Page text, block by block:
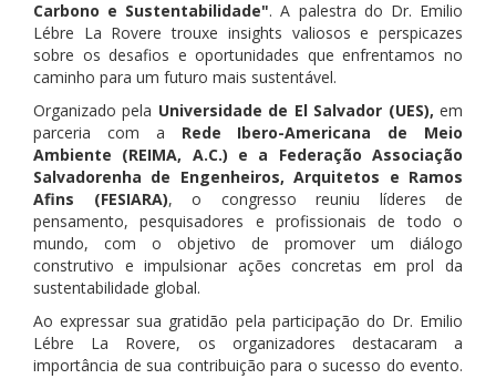
Carbono e Sustentabilidade". A palestra do Dr. Emilio
Lébre La Rovere trouxe insights valiosos e perspicazes
sobre os desafios e oportunidades que enfrentamos no
caminho para um futuro mais sustentável.
Organizado pela Universidade de El Salvador (UES), em
parceria com a Rede Ibero-Americana de Meio
Ambiente (REIMA, A.C.) e a Federação Associação
Salvadorenha de Engenheiros, Arquitetos e Ramos
Afins (FESIARA), o congresso reuniu líderes de
pensamento, pesquisadores e profissionais de todo o
mundo, com o objetivo de promover um diálogo
construtivo e impulsionar ações concretas em prol da
sustentabilidade global.
Ao expressar sua gratidão pela participação do Dr. Emilio
Lébre La Rovere, os organizadores destacaram a
importância de sua contribuição para o sucesso do evento.